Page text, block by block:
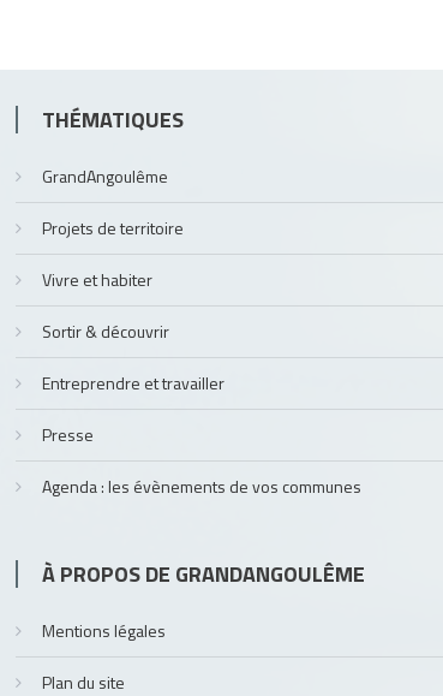
THÉMATIQUES
GrandAngoulême
Projets de territoire
Vivre et habiter
Sortir & découvrir
Entreprendre et travailler
Presse
Agenda : les évènements de vos communes
À PROPOS DE GRANDANGOULÊME
Mentions légales
Plan du site